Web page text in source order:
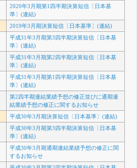
2020年3月期第1四半期決算短信〔日本基
準〕(連結)
2019年3月期決算短信〔日本基準〕(連結)
平成31年3月期第3四半期決算短信〔日本基
準〕(連結)
平成31年3月期第2四半期決算短信〔日本基
準〕(連結)
平成31年3月期第1四半期決算短信〔日本基
準〕(連結)
第2四半期連結業績予想の修正並びに通期連
結業績予想の修正に関するお知らせ
平成30年3月期決算短信〔日本基準〕(連結)
平成30年3月期第3四半期決算短信〔日本基
準〕(連結)
平成30年3月期通期連結業績予想の修正に関
するお知らせ